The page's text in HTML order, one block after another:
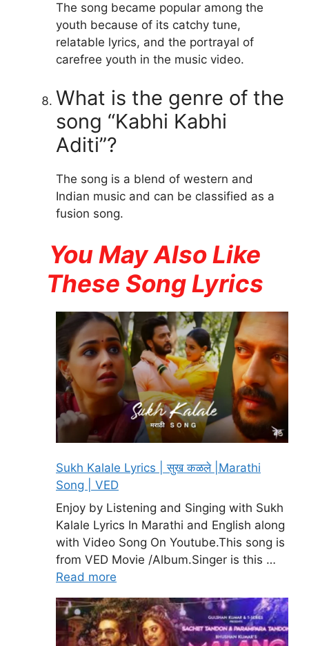
The song became popular among the
youth because of its catchy tune,
relatable lyrics, and the portrayal of
carefree youth in the music video.
What is the genre of the
song “Kabhi Kabhi
Aditi”?
The song is a blend of western and
Indian music and can be classified as a
fusion song.
You May Also Like
These Song Lyrics
Sukh Kalale Lyrics | सुख कळले |Marathi
Song | VED
Enjoy by Listening and Singing with Sukh
Kalale Lyrics In Marathi and English along
with Video Song On Youtube.This song is
from VED Movie /Album.Singer is this …
Read more